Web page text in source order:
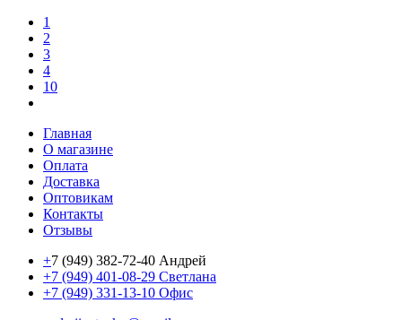
1
2
3
4
10
Главная
О магазине
Оплата
Доставка
Оптовикам
Контакты
Отзывы
+7 (949) 382-72-40 Андрей
+7 (949) 401-08-29 Светлана
+7 (949) 331-13-10 Офис